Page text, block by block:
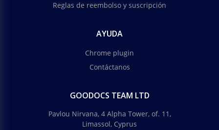
Reglas de reembolso y suscripción
AYUDA
Chrome plugin
Contáctanos
GOODOCS TEAM LTD
Pavlou Nirvana, 4 Alpha Tower, of. 11,
Limassol, Cyprus